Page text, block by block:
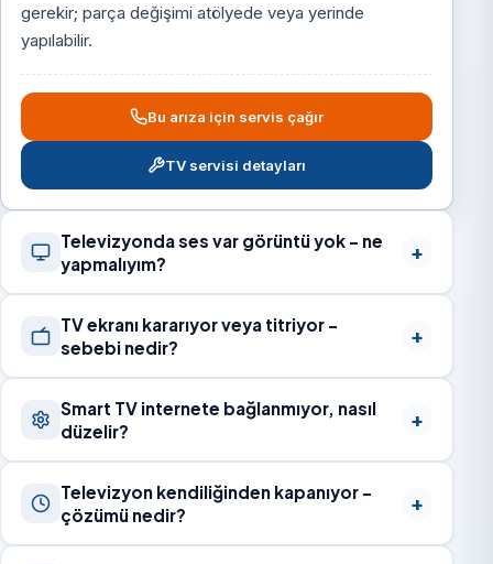
gerekir; parça değişimi atölyede veya yerinde
yapılabilir.
Bu arıza için servis çağır
TV servisi detayları
Televizyonda ses var görüntü yok – ne
yapmalıyım?
TV ekranı kararıyor veya titriyor –
sebebi nedir?
Smart TV internete bağlanmıyor, nasıl
düzelir?
Televizyon kendiliğinden kapanıyor –
çözümü nedir?